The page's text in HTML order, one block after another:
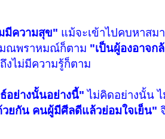
มีความสุข" แม้จะเข้าไปคบหาสม
ณพราหมณ์ก็ตาม "เป็นผู้องอาจก
งไม่มีความรู้ก็ตาม
อย่างนั้นอย่างนี้" ไม่คิดอย่างนั้น
ยกัน คนผู้มีศีลดีแล้วย่อมใจเย็น"